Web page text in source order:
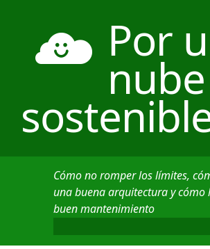
Por
nube
Cómo no romper los límites,
una buena arquitectura y cómo
buen mantenimiento